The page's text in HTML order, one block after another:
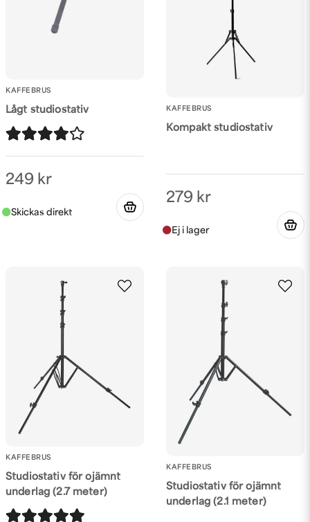
KAFFEBRUS
Lågt studiostativ
249 kr
KAFFEBRUS
Kompakt studiostativ
279 kr
KAFFEBRUS
Studiostativ för ojämnt
underlag (2.7 meter)
KAFFEBRUS
Studiostativ för ojämnt
underlag (2.1 meter)